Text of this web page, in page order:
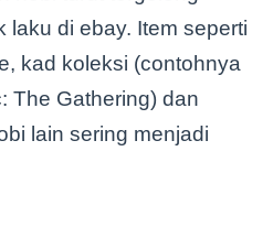
laku di ebay. Item seperti
kad koleksi (contohnya
The Gathering) dan
lain sering menjadi